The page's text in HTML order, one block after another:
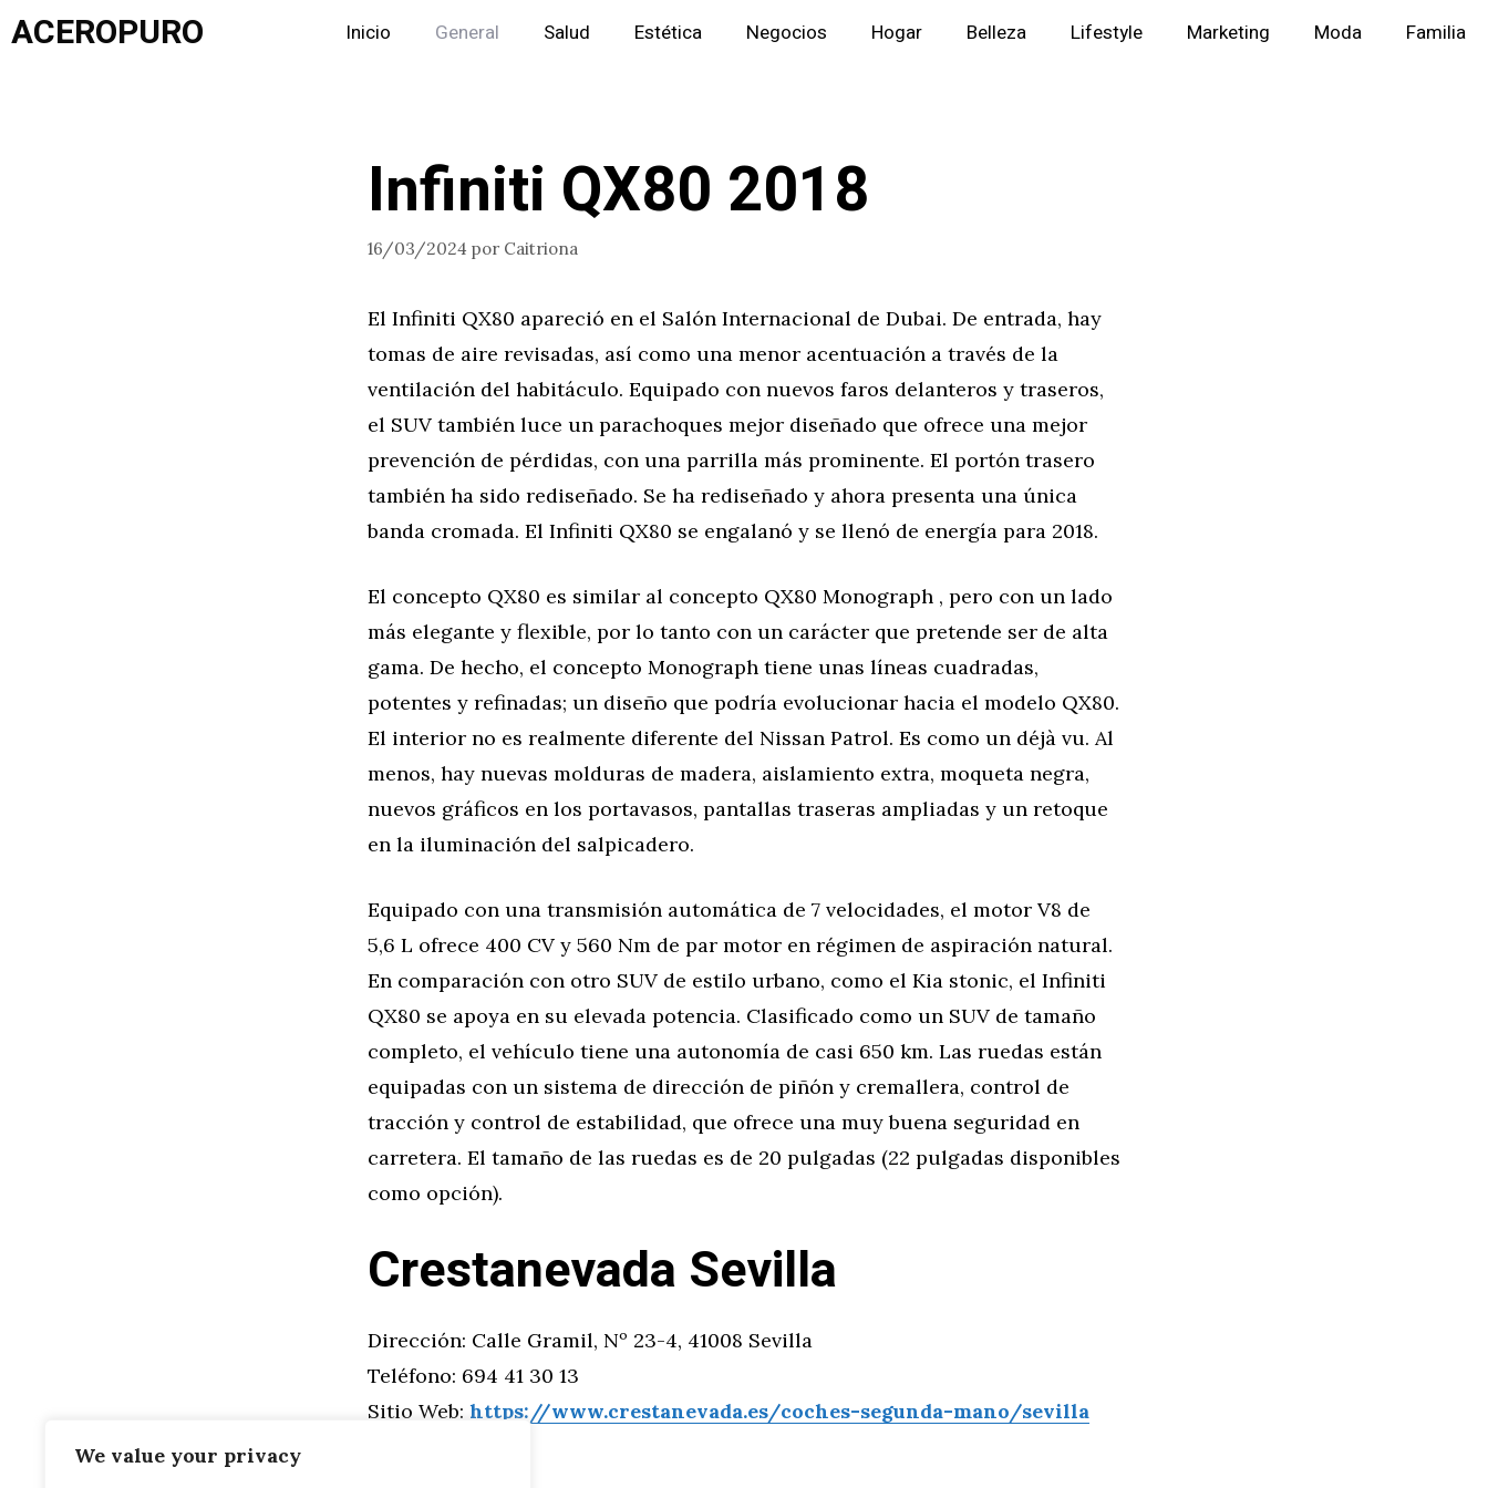
We value your privacy
Saltar
alACEROPURO Inicio General Salud Estética Negocios Hogar Belleza Lifestyle Marketing Moda Familia
Infiniti QX80 2018
16/03/2024 por Caitriona
El Infiniti QX80 apareció en el Salón Internacional de Dubai. De entrada, hay
tomas de aire revisadas, así como una menor acentuación a través de la
ventilación del habitáculo. Equipado con nuevos faros delanteros y traseros,
el SUV también luce un parachoques mejor diseñado que ofrece una mejor
prevención de pérdidas, con una parrilla más prominente. El portón trasero
también ha sido rediseñado. Se ha rediseñado y ahora presenta una única
banda cromada. El Infiniti QX80 se engalanó y se llenó de energía para 2018.
El concepto QX80 es similar al concepto QX80 Monograph , pero con un lado
más elegante y flexible, por lo tanto con un carácter que pretende ser de alta
gama. De hecho, el concepto Monograph tiene unas líneas cuadradas,
potentes y refinadas; un diseño que podría evolucionar hacia el modelo QX80.
El interior no es realmente diferente del Nissan Patrol. Es como un déjà vu. Al
menos, hay nuevas molduras de madera, aislamiento extra, moqueta negra,
nuevos gráficos en los portavasos, pantallas traseras ampliadas y un retoque
en la iluminación del salpicadero.
Equipado con una transmisión automática de 7 velocidades, el motor V8 de
5,6 L ofrece 400 CV y 560 Nm de par motor en régimen de aspiración natural.
En comparación con otro SUV de estilo urbano, como el Kia stonic, el Infiniti
QX80 se apoya en su elevada potencia. Clasificado como un SUV de tamaño
completo, el vehículo tiene una autonomía de casi 650 km. Las ruedas están
equipadas con un sistema de dirección de piñón y cremallera, control de
tracción y control de estabilidad, que ofrece una muy buena seguridad en
carretera. El tamaño de las ruedas es de 20 pulgadas (22 pulgadas disponibles
como opción).
Crestanevada Sevilla
Dirección: Calle Gramil, Nº 23-4, 41008 Sevilla
Teléfono: 694 41 30 13
Sitio Web: https://www.crestanevada.es/coches-segunda-mano/sevilla